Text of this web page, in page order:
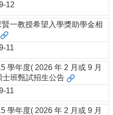
12
賢一教授希望入學獎助學金相
11
學年度( 2026 年 2 月或 9 月
士班甄試招生公告
11
學年度( 2026 年 2 月或 9 月